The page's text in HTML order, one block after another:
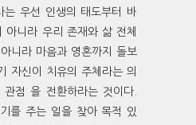
는 우선 인생의 태도부터 바
아니라 우리 존재와 삶 전체
니라 마음과 영혼까지 돌보
자신이 치유의 주체라는 의
점 을 전환하라는 것이다.
를 주는 일을 찾아 목적 있